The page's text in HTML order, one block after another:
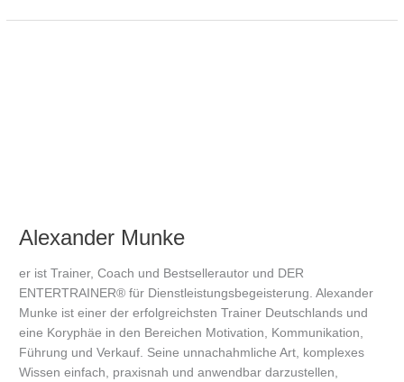
Alexander Munke
er ist Trainer, Coach und Bestsellerautor und DER
ENTERTRAINER® für Dienstleistungsbegeisterung. Alexander
Munke ist einer der erfolgreichsten Trainer Deutschlands und
eine Koryphäe in den Bereichen Motivation, Kommunikation,
Führung und Verkauf. Seine unnachahmliche Art, komplexes
Wissen einfach, praxisnah und anwendbar darzustellen,